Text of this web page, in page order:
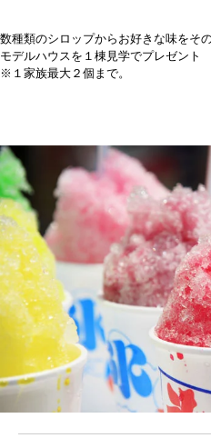
数種類のシロップからお好きな味をそ
モデルハウスを１棟見学でプレゼント
※１家族最大２個まで。